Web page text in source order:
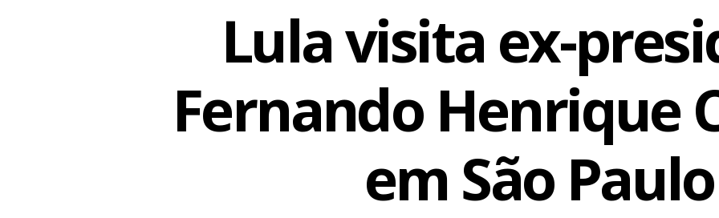
Lula visita ex-
Fernando Henrique
em São Paulo